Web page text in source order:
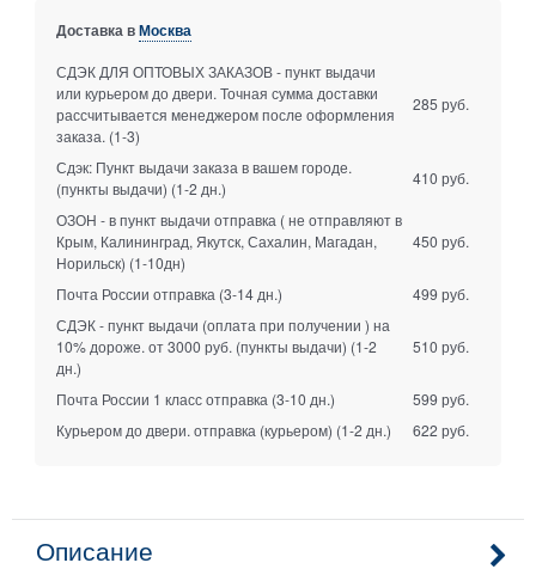
Доставка вМосква
СДЭК ДЛЯ ОПТОВЫХ ЗАКАЗОВ - пункт выдачи
или курьером до двери. Точная сумма доставки
рассчитывается менеджером после оформления
заказа. (1-3)
285 руб.
Сдэк: Пункт выдачи заказа в вашем городе.
(пункты выдачи) (1-2 дн.)
410 руб.
ОЗОН - в пункт выдачи отправка ( не отправляют в
Крым, Калининград, Якутск, Сахалин, Магадан,
Норильск) (1-10дн)
450 руб.
Почта России отправка (3-14 дн.)
499 руб.
СДЭК - пункт выдачи (оплата при получении ) на
10% дороже. от 3000 руб. (пункты выдачи) (1-2
дн.)
510 руб.
Почта России 1 класс отправка (3-10 дн.)
599 руб.
Курьером до двери. отправка (курьером) (1-2 дн.) 622 руб.
Описание